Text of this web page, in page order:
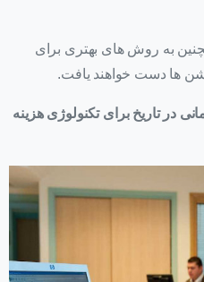
به روش های بهتری برای
ها دست خواهند یافت.
در تاریخ برای تکنولوژی هزینه